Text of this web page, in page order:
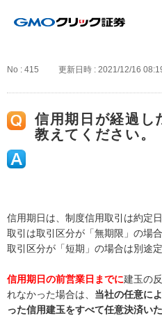
No : 415 更新日時 : 2021/12/16
信用期日が経過し
教えてください。
信用期日は、制度信用取引は約定
取引は取引区分が「無期限」の場
取引区分が「短期」の場合は別途
信用期日の前営業日までに建玉の
れなかった場合は、 当社の任意に
った信用建玉をすべて任意決済いた